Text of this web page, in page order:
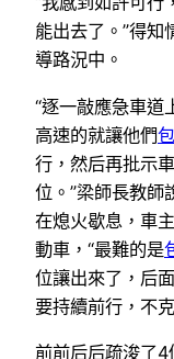
能出去了。”得知
導路況中。
“逐一敲應急車道
高速的就讓他們
行，然后再批示
位。”梁師長教師
在熄火歇息，車
動車，“最難的是
位讓出來了，后
要持續前行，不
前前后后疏浚了4